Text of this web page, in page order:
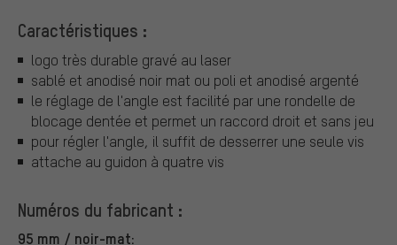
Caractéristiques :
logo très durable gravé au laser
sablé et anodisé noir mat ou poli et anodisé argenté
le réglage de l'angle est facilité par une rondelle de
blocage dentée et permet un raccord droit et sans jeu
pour régler l'angle, il suffit de desserrer une seule vis
attache au guidon à quatre vis
Numéros du fabricant :
95 mm / noir-mat: